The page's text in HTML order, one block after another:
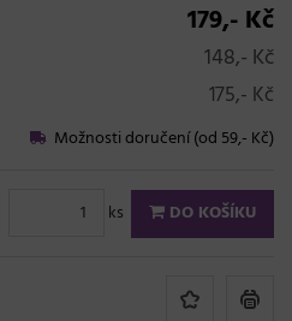
179,- Kč
148,- Kč
175,- Kč
Možnosti doručení (od 59,- Kč)
ks DO KOŠÍKU